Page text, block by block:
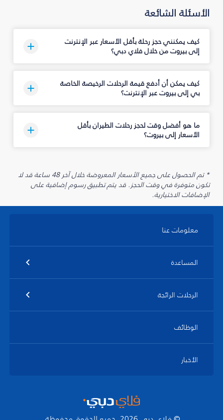
الأسئلة الشائعة
كيف يمكنني حجز رحلة بأقل الأسعار عبر الإنترنت
إلى بيروت من خلال فلاي دبي؟
كيف يمكن أن أدفع قيمة الرحلات الرخيصة الخاصة
بي إلى بيروت عبر الإنترنت؟
ما هو أفضل وقت لحجز رحلات الطيران بأقل
الأسعار إلى بيروت؟
* تم الحصول على جميع الأسعار المعروضة خلال آخر 48 ساعة قد لا
تكون متوفرة في وقت الحجز. قد يتم تطبيق رسوم إضافية على
الإضافات الاختيارية.
معلومات عنا
المساعدة
الرحلات الرائجة
الوظائف
الأخبار